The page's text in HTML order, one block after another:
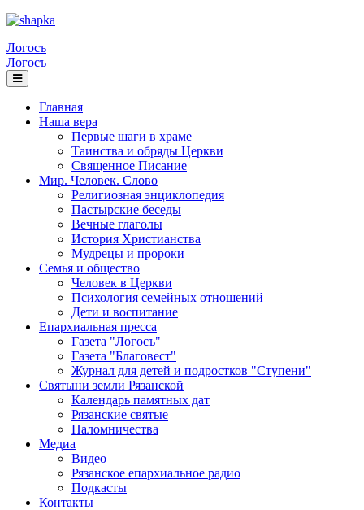
Логосъ
Логосъ
Главная
Наша вера
Первые шаги в храме
Таинства и обряды Церкви
Священное Писание
Мир. Человек. Слово
Религиозная энциклопедия
Пастырские беседы
Вечные глаголы
История Христианства
Мудрецы и пророки
Семья и общество
Человек в Церкви
Психология семейных отношений
Дети и воспитание
Епархиальная пресса
Газета "Логосъ"
Газета "Благовест"
Журнал для детей и подростков "Ступени"
Святыни земли Рязанской
Календарь памятных дат
Рязанские святые
Паломничества
Медиа
Видео
Рязанское епархиальное радио
Подкасты
Контакты